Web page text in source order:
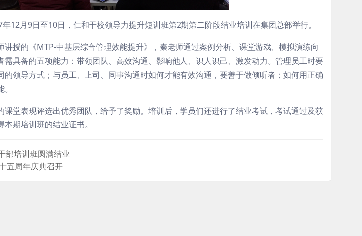
12月9日至10日，仁和干校领导力提升短训班第2期第二阶段结业培训在集团总部举行。
讲授的《MTP-中基层综合管理效能提升》，秦老师通过案例分析、课堂游戏、模拟演练向
需具备的五项能力：带领团队、高效沟通、影响他人、识人识己、激发动力。管理员工时要
的领导方式；与员工、上司、同事沟通时如何才能有效沟通，要善于做倾听者；如何用正确
课堂表现评选出优秀团队，给予了奖励。培训后，学员们还进行了结业考试，考试通过及获
期培训班的结业证书。
部培训班圆满结业
五周年庆典召开